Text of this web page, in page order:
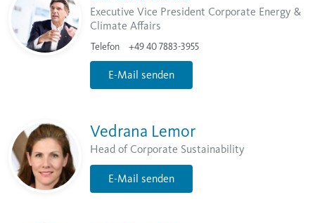
Executive Vice President Corporate Energy &
Climate Affairs
Telefon +49 40 7883-3955
E-Mail senden
Vedrana Lemor
Head of Corporate Sustainability
E-Mail senden